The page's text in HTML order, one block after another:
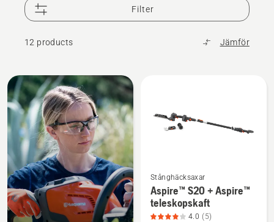
med lång räckvidd för hemmabruk och
professionellt bruk.
Filter
12 products Jämför
Alla
produkter
Se
mer
information
Stånghäcksaxar
Aspire™ S20 + Aspire™
teleskopskaft
4.0 (5)